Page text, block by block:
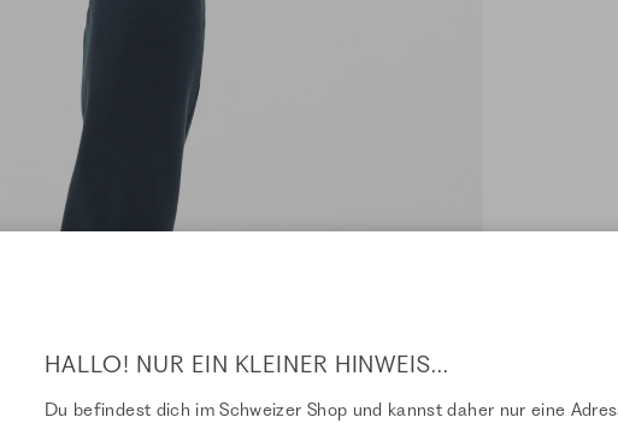
HALLO! NUR EIN KLEINER HINWEIS...
Du befindest dich im Schweizer Shop und kannst daher nur eine